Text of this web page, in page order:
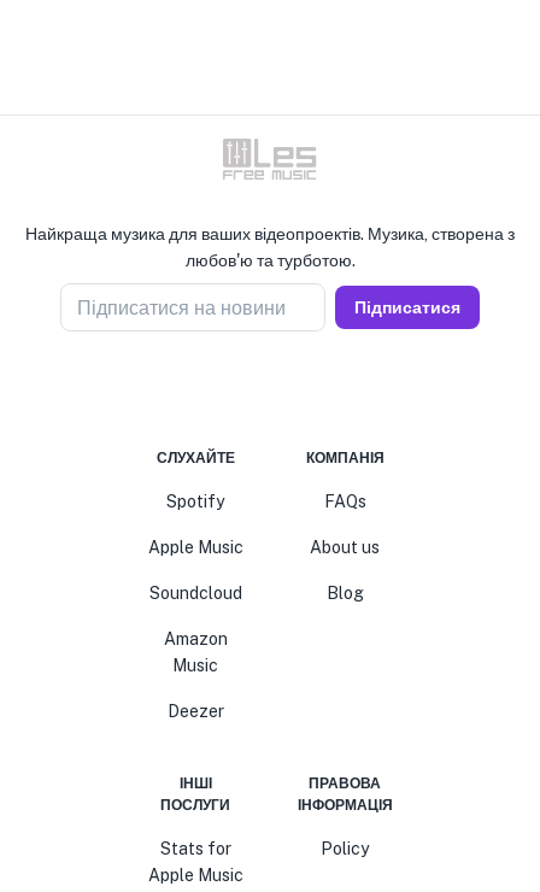
Найкраща музика для ваших відеопроектів. Музика, створена з
любов'ю та турботою.
Підписатися на новини Підписатися
СЛУХАЙТЕ
Spotify
Apple Music
Soundcloud
Amazon
Music
Deezer
КОМПАНІЯ
FAQs
About us
Blog
ІНШІ
ПОСЛУГИ
Stats for
Apple Music
ПРАВОВА
ІНФОРМАЦІЯ
Policy